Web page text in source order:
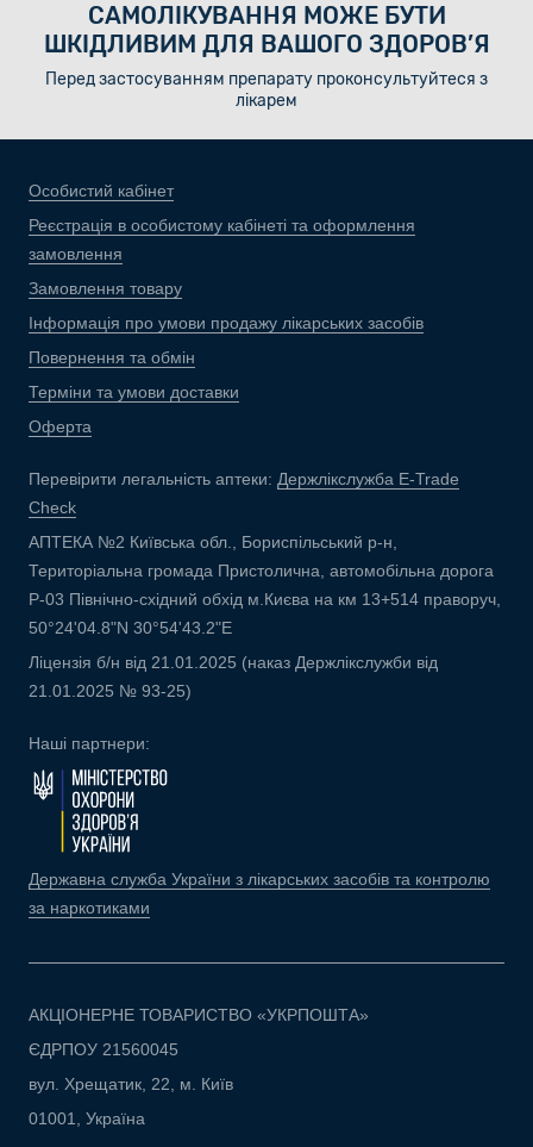
САМОЛІКУВАННЯ МОЖЕ БУТИ
ШКІДЛИВИМ ДЛЯ ВАШОГО ЗДОРОВ’Я
Перед застосуванням препарату проконсультуйтеся з
лікарем
Особистий кабінет
Реєстрація в особистому кабінеті та оформлення
замовлення
Замовлення товару
Інформація про умови продажу лікарських засобів
Повернення та обмін
Терміни та умови доставки
Оферта
Перевірити легальність аптеки: Держлікслужба E-Trade
Check
АПТЕКА №2 Київська обл., Бориспільський р-н,
Територіальна громада Пристолична, автомобільна дорога
Р-03 Північно-східний обхід м.Києва на км 13+514 праворуч,
50°24'04.8"N 30°54'43.2"E
Ліцензія б/н від 21.01.2025 (наказ Держлікслужби від
21.01.2025 № 93-25)
Наші партнери:
Державна служба України з лікарських засобів та контролю
за наркотиками
АКЦІОНЕРНЕ ТОВАРИСТВО «УКРПОШТА»
ЄДРПОУ 21560045
вул. Хрещатик, 22, м. Київ
01001, Україна